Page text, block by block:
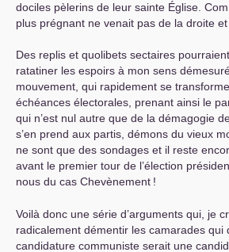
dociles pèlerins de leur sainte Église.
plus prégnant ne venait pas de la droite et
Des replis et quolibets sectaires
ratatiner les espoirs à mon sens
mouvement, qui rapidement se
échéances électorales, prenant ainsi le
qui n’est nul autre que de la démagogie
s’en prend aux partis, démons du vieux
ne sont que des sondages et il reste
avant le premier tour de l’élection
nous du cas Chevènement !
Voilà donc une série d’arguments qui, je
radicalement démentir les camarades qui
candidature communiste serait une